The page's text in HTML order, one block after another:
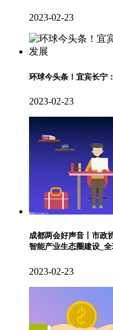
2023-02-23
环球今头条！宜宾长宁
2023-02-23
成都两会好声音丨市政
智能产业生态圈建设_
2023-02-23